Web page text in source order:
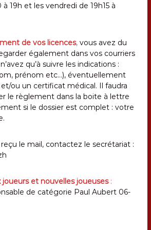
19h et les vendredi de 19h15 à
de vos licences, vous avez du
également dans vos courriers
qu’à suivre les indications :
prénom etc…), éventuellement
ou un certificat médical. Il faudra
le règlement dans la boite à lettre
si le dossier est complet : votre
reçu le mail, contactez le secrétariat :
joueurs et nouvelles joueuses :
de catégorie Paul Aubert 06-